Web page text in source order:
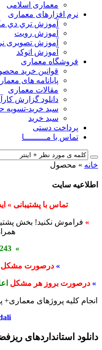
معماری اسلامی
نرم افزارهای معماری
آﻣﻮزش ﺗﺮي دي
آموزش رویت
آموزش تصویری
آموزش اتوکد
فروشگاه معماری
قوانین خرید
پایانامه های
مقالات معماری
دانلود گزارش
سبد خرید-تسویه
سبد خرید
پرداخت دستی
تماس با مـــــــــا
خانه » محصول
اطلاعیه سایت
تماس با پشتیبانی »
» فراموش نکنید! بخش
» 0916-891-1243
» درصورت مشکل
» درصورت بروز هر مشکل
انجام کلیه پروژهای معماری+
دانلود استانداردهای